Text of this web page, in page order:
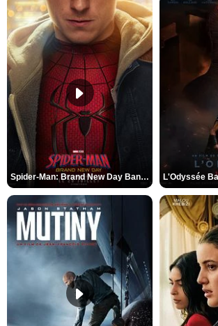
Spider-Man: Brand New Day Bande-annonce VO STFR